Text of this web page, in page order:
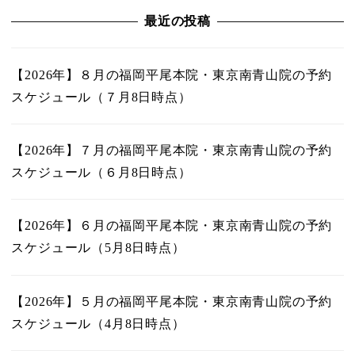
最近の投稿
【2026年】８月の福岡平尾本院・東京南青山院の予約
スケジュール（７月8日時点）
【2026年】７月の福岡平尾本院・東京南青山院の予約
スケジュール（６月8日時点）
【2026年】６月の福岡平尾本院・東京南青山院の予約
スケジュール（5月8日時点）
【2026年】５月の福岡平尾本院・東京南青山院の予約
スケジュール（4月8日時点）